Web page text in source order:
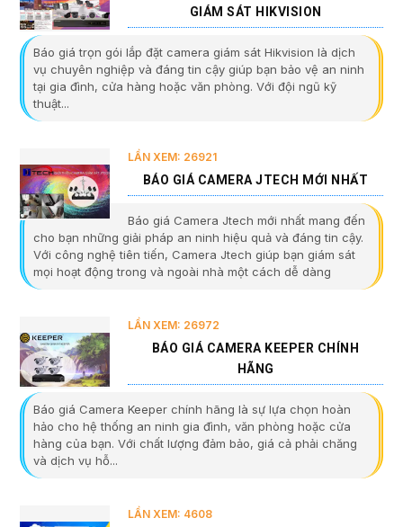
GIÁM SÁT HIKVISION
Báo giá trọn gói lắp đặt camera giám sát Hikvision là dịch
vụ chuyên nghiệp và đáng tin cậy giúp bạn bảo vệ an ninh
tại gia đình, cửa hàng hoặc văn phòng. Với đội ngũ kỹ
thuật...
LẦN XEM: 26921
BÁO GIÁ CAMERA JTECH MỚI NHẤT
Báo giá Camera Jtech mới nhất mang đến
cho bạn những giải pháp an ninh hiệu quả và đáng tin cậy.
Với công nghệ tiên tiến, Camera Jtech giúp bạn giám sát
mọi hoạt động trong và ngoài nhà một cách dễ dàng
LẦN XEM: 26972
BÁO GIÁ CAMERA KEEPER CHÍNH
HÃNG
Báo giá Camera Keeper chính hãng là sự lựa chọn hoàn
hảo cho hệ thống an ninh gia đình, văn phòng hoặc cửa
hàng của bạn. Với chất lượng đảm bảo, giá cả phải chăng
và dịch vụ hỗ...
LẦN XEM: 4608